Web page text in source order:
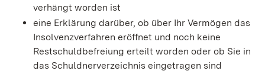
verhängt worden ist
eine Erklärung darüber, ob über Ihr Vermögen das
Insolvenzverfahren eröffnet und noch keine
Restschuldbefreiung erteilt worden oder ob Sie in
das Schuldnerverzeichnis eingetragen sind